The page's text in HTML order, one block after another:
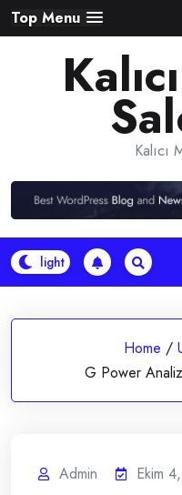
Skip
to
Top Menu
Kalıcı
Home /
G Power
Admin Ekim